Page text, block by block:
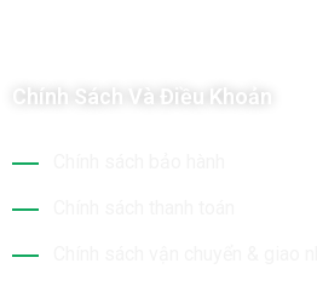
Chính Sách Và Điều Khoản